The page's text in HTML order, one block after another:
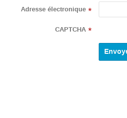
Adresse électronique *
CAPTCHA *